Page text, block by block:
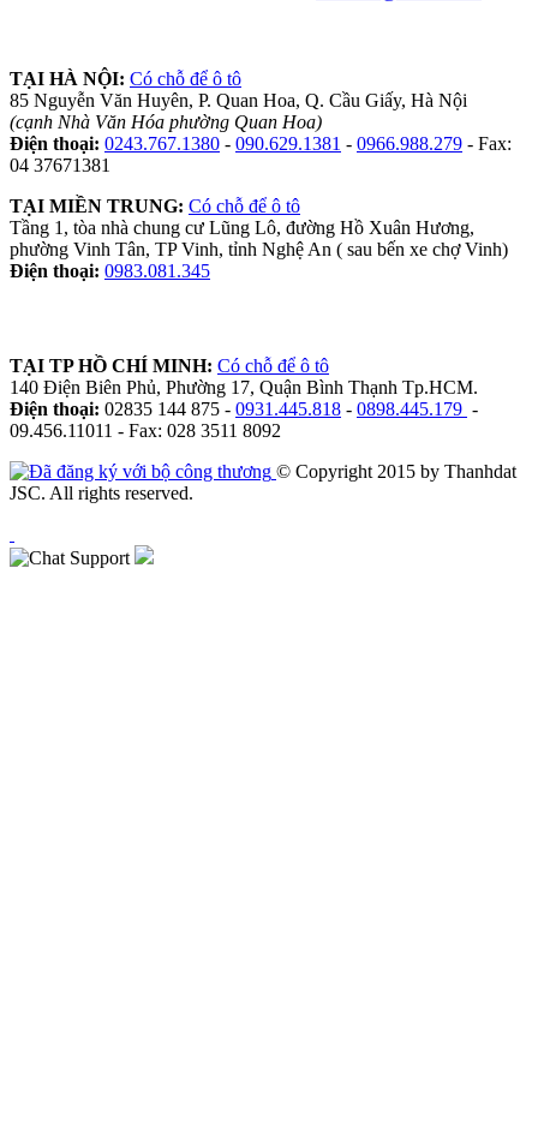
TẠI HÀ NỘI: Có chỗ để ô tô
85 Nguyễn Văn Huyên, P. Quan Hoa, Q. Cầu Giấy, Hà Nội
(cạnh Nhà Văn Hóa phường Quan Hoa)
Điện thoại: 0243.767.1380 - 090.629.1381 - 0966.988.279 - Fax:
04 37671381
TẠI MIỀN TRUNG: Có chỗ để ô tô
Tầng 1, tòa nhà chung cư Lũng Lô, đường Hồ Xuân Hương,
phường Vinh Tân, TP Vinh, tỉnh Nghệ An ( sau bến xe chợ Vinh)
Điện thoại: 0983.081.345
TẠI TP HỒ CHÍ MINH: Có chỗ để ô tô
140 Điện Biên Phủ, Phường 17, Quận Bình Thạnh Tp.HCM.
Điện thoại: 02835 144 875 - 0931.445.818 - 0898.445.179 -
09.456.11011 - Fax: 028 3511 8092
© Copyright 2015 by Thanhdat
JSC. All rights reserved.